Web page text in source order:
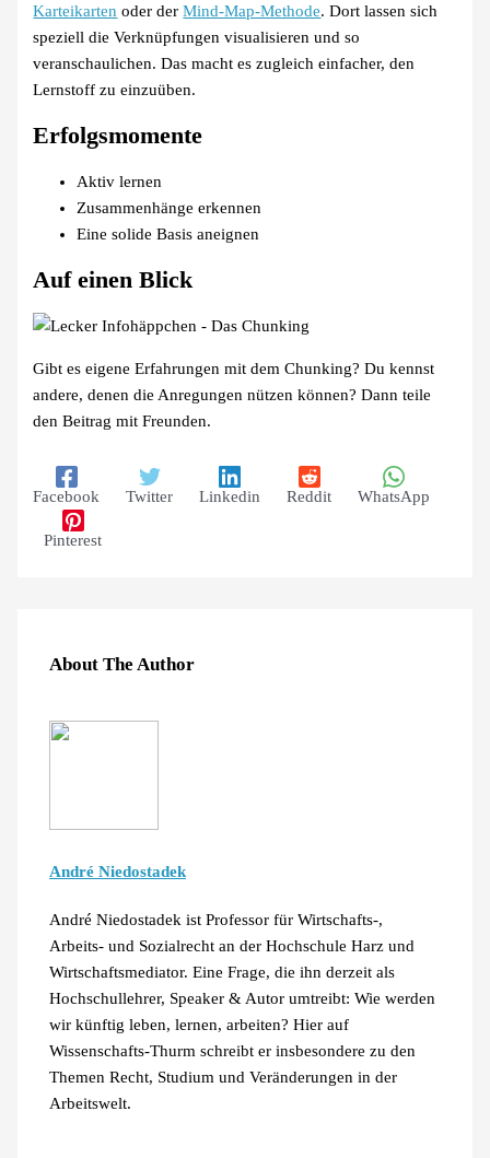
Karteikarten oder derMind-Map-Methode. Dort lassen sich
speziell die Verknüpfungen visualisieren und so
veranschaulichen. Das macht es zugleich einfacher, den
Lernstoff zu einzuüben.
Erfolgsmomente
Aktiv lernen
Zusammenhänge erkennen
Eine solide Basis aneignen
Auf einen Blick
Gibt es eigene Erfahrungen mit dem Chunking? Du kennst
andere, denen die Anregungen nützen können? Dann teile
den Beitrag mit Freunden.
Facebook Twitter Linkedin Reddit WhatsApp
Pinterest
About The Author
André Niedostadek
André Niedostadek ist Professor für Wirtschafts-,
Arbeits- und Sozialrecht an der Hochschule Harz und
Wirtschaftsmediator. Eine Frage, die ihn derzeit als
Hochschullehrer, Speaker & Autor umtreibt: Wie werden
wir künftig leben, lernen, arbeiten? Hier auf
Wissenschafts-Thurm schreibt er insbesondere zu den
Themen Recht, Studium und Veränderungen in der
Arbeitswelt.